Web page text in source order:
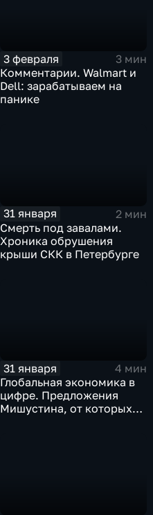
3 февраля
3 мин
Комментарии. Walmart и
Dell: зарабатываем на
панике
31 января
2 мин
Смерть под завалами.
Хроника обрушения
крыши СКК в Петербурге
31 января
4 мин
Глобальная экономика в
цифре. Предложения
Мишустина, от которых